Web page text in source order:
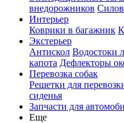
внедорожников
Интерьер
Коврики в багажник
Экстерьер
Антискол Водостоки
капота Дефлекторы
Перевозка собак
Решетки для
сиденья
Запчасти для
Еще